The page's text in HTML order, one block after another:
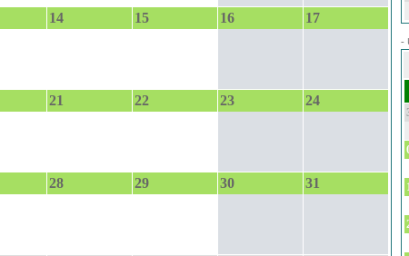
14 15 16 17
21 22 23 24
28 29 30 31
-